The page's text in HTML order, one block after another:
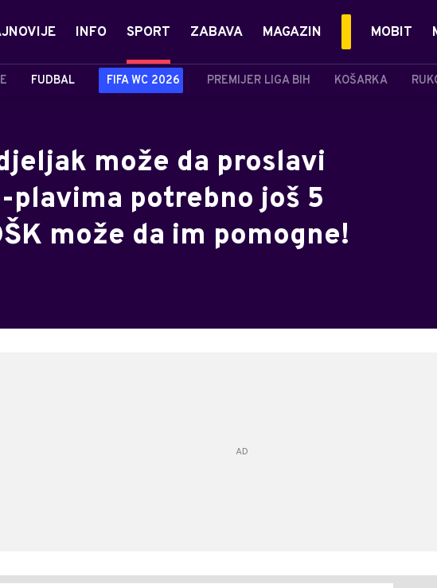
INFO SPORT
FUDBAL FIFA WC 2026 PREMIJER LIGA BIH KOŠARKA
ZABAVA MAGAZIN MOBIT
može da proslavi
potrebno još 5
može da im pomogne!